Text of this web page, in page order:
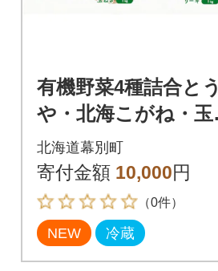
有機野菜4種詰合とう
や・北海こがね・玉
ねぎ・リーキ 各1kg
《秋出荷先行予約》[5
3691410]
北海道幕別町
寄付金額 10,000円
（0件）
NEW 冷蔵